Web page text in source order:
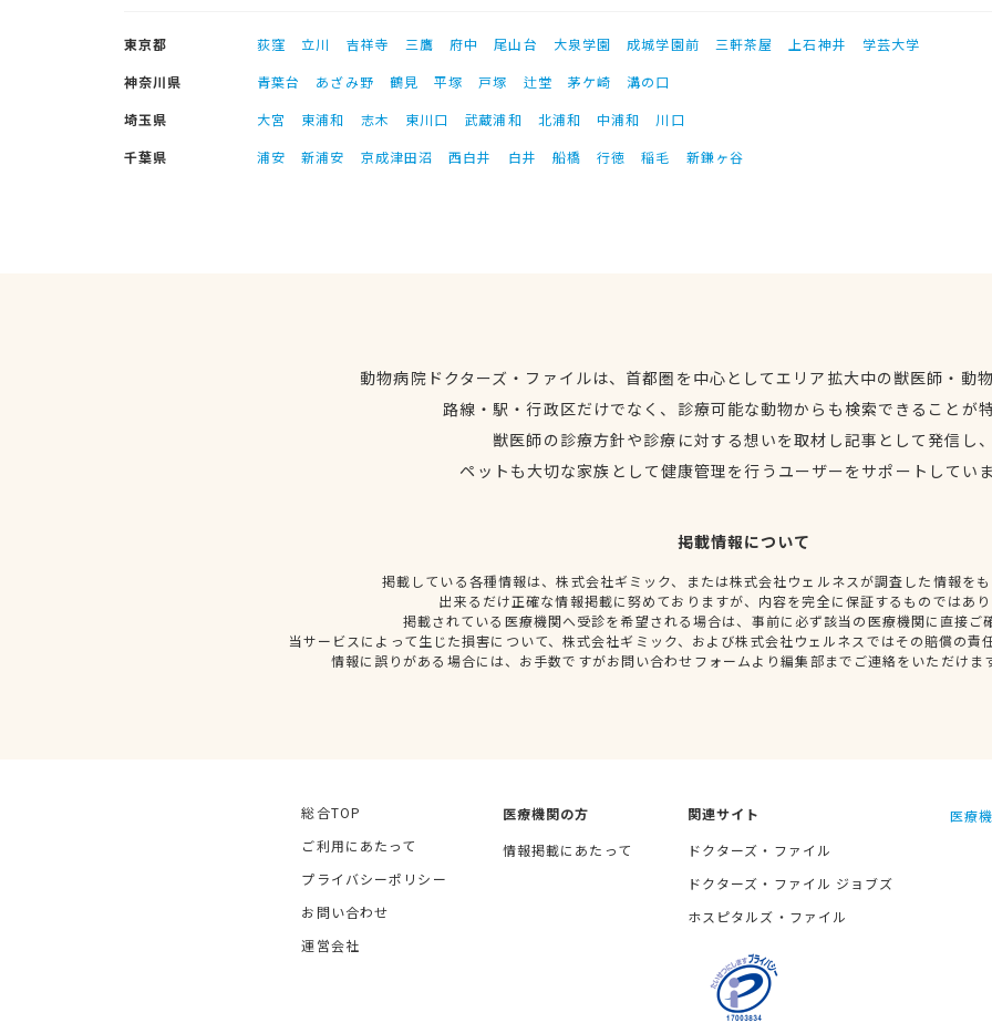
東京都 荻窪 立川 吉祥寺 三鷹 府中 尾山台 大泉学園 成城学園前 三軒茶屋 上石神井
学芸大学
神奈川県
青葉台 あざみ野 鶴見 平塚 戸塚 辻堂 茅ケ崎
溝の口
埼玉県
大宮 東浦和 志木 東川口 武蔵浦和 北浦和 中浦和
川口
千葉県
浦安 新浦安 京成津田沼 西白井 白井 船橋 行徳 稲毛 新鎌ヶ谷
動物病院ドクターズ・ファイルは、首都圏を中心としてエリア拡大中の獣医師・動
路線・駅・行政区だけでなく、診療可能な動物からも検索できることが
獣医師の診療方針や診療に対する想いを取材し記事として発信し
ペットも大切な家族として健康管理を行うユーザーをサポートしてい
掲載情報について
掲載している各種情報は、株式会社ギミック、または株式会社ウェルネスが調査した情報を
出来るだけ正確な情報掲載に努めておりますが、内容を完全に保証するものではあ
掲載されている医療機関へ受診を希望される場合は、事前に必ず該当の医療機関に直接ご
当サービスによって生じた損害について、株式会社ギミック、および株式会社ウェルネスではその賠償の責
情報に誤りがある場合には、お手数ですがお問い合わせフォームより編集部までご連絡をいただけま
総合TOP
ご利用にあたって
プライバシーポリシー
お問い合わせ
運営会社
医療機関の方
情報掲載にあたって
関連サイト
ドクターズ・ファイル
ドクターズ・ファイル ジョブズ
ホスピタルズ・ファイル
医療